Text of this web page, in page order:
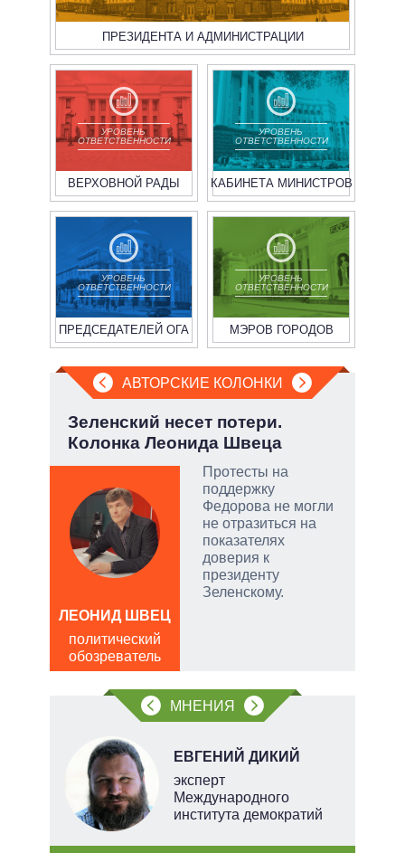
ПРЕЗИДЕНТА И АДМИНИСТРАЦИИ
УРОВЕНЬ
ОТВЕТСТВЕННОСТИ
ВЕРХОВНОЙ РАДЫ
УРОВЕНЬ
ОТВЕТСТВЕННОСТИ
КАБИНЕТА МИНИСТРОВ
УРОВЕНЬ
ОТВЕТСТВЕННОСТИ
ПРЕДСЕДАТЕЛЕЙ ОГА
УРОВЕНЬ
ОТВЕТСТВЕННОСТИ
МЭРОВ ГОРОДОВ
АВТОРСКИЕ КОЛОНКИ
Зеленский несет потери.
Колонка Леонида Швеца
Протесты на
поддержку
Федорова не могли
не отразиться на
показателях
доверия к
президенту
Зеленскому.
ЛЕОНИД ШВЕЦ
политический
обозреватель
МНЕНИЯ
ЕВГЕНИЙ ДИКИЙ
эксперт
Международного
института демократий